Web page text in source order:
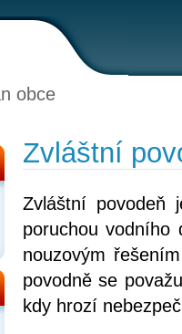
obce
Zvláštní
Zvláštní povodeň
poruchou
nouzovým
povodně se
kdy hrozí